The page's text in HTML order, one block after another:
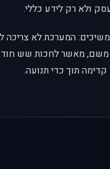
ולא רק לידע כללי.
המערכת לא צריכה
קדימה תוך כדי תנועה.